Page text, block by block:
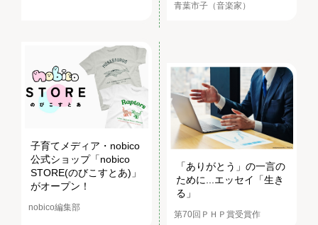
青葉市子（音楽家）
子育てメディア・nobico
公式ショップ「nobico
STORE(のびこすとあ)」
がオープン！
nobico編集部
「ありがとう」の一言の
ために...エッセイ「生き
る」
第70回ＰＨＰ賞受賞作